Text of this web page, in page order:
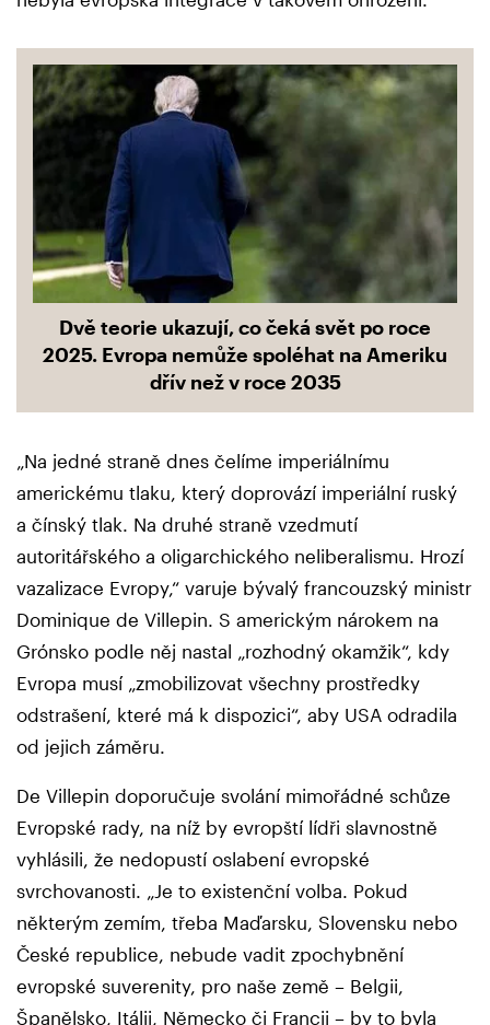
Dvě teorie ukazují, co čeká svět po roce
2025. Evropa nemůže spoléhat na Ameriku
dřív než v roce 2035
„Na jedné straně dnes čelíme imperiálnímu
americkému tlaku, který doprovází imperiální ruský
a čínský tlak. Na druhé straně vzedmutí
autoritářského a oligarchického neliberalismu. Hrozí
vazalizace Evropy,“ varuje bývalý francouzský ministr
Dominique de Villepin. S americkým nárokem na
Grónsko podle něj nastal „rozhodný okamžik“, kdy
Evropa musí „zmobilizovat všechny prostředky
odstrašení, které má k dispozici“, aby USA odradila
od jejich záměru.
De Villepin doporučuje svolání mimořádné schůze
Evropské rady, na níž by evropští lídři slavnostně
vyhlásili, že nedopustí oslabení evropské
svrchovanosti. „Je to existenční volba. Pokud
některým zemím, třeba Maďarsku, Slovensku nebo
České republice, nebude vadit zpochybnění
evropské suverenity, pro naše země – Belgii,
Španělsko, Itálii, Německo či Francii – by to byla